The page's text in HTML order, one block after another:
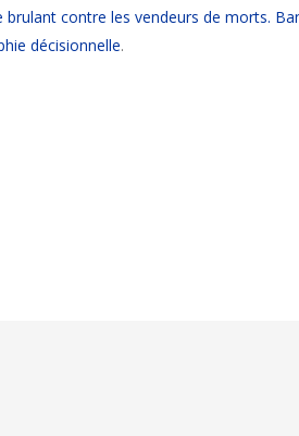
contre les vendeurs de morts.
décisionnelle.